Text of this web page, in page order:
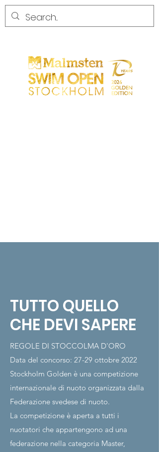
TUTTO QUELLO
CHE DEVI SAPERE
REGOLE DI STOCCOLMA D'ORO
Data del concorso: 27-29 ottobre 2022
Stockholm Golden è una competizione
internazionale di nuoto organizzata dalla
Federazione svedese di nuoto.
La competizione è aperta a tutti i
nuotatori che appartengono ad una
federazione nella categoria Master,